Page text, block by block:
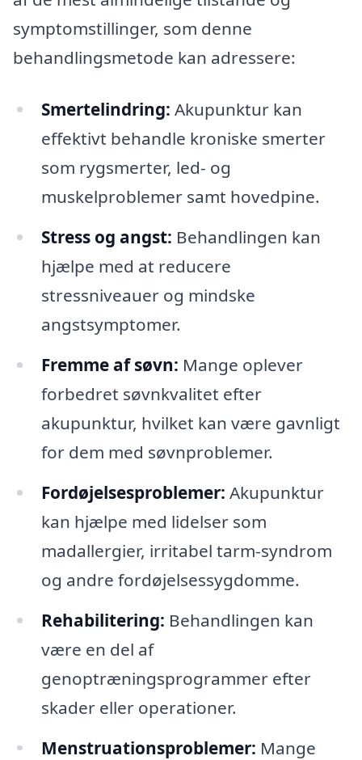
symptomstillinger, som denne
behandlingsmetode kan adressere:
Smertelindring: Akupunktur kan
effektivt behandle kroniske smerter
som rygsmerter, led- og
muskelproblemer samt hovedpine.
Stress og angst: Behandlingen kan
hjælpe med at reducere
stressniveauer og mindske
angstsymptomer.
Fremme af søvn: Mange oplever
forbedret søvnkvalitet efter
akupunktur, hvilket kan være gavnligt
for dem med søvnproblemer.
Fordøjelsesproblemer: Akupunktur
kan hjælpe med lidelser som
madallergier, irritabel tarm-syndrom
og andre fordøjelsessygdomme.
Rehabilitering: Behandlingen kan
være en del af
genoptræningsprogrammer efter
skader eller operationer.
Menstruationsproblemer: Mange